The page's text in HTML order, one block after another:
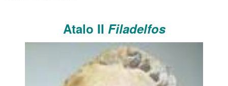
Atalo II Filadelfos